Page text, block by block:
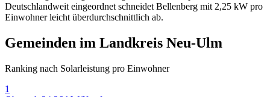
Deutschlandweit eingeordnet schneidet Bellenberg mit 2,25 kW pro
Einwohner leicht überdurchschnittlich ab.
Gemeinden im Landkreis Neu-Ulm
Ranking nach Solarleistung pro Einwohner
1